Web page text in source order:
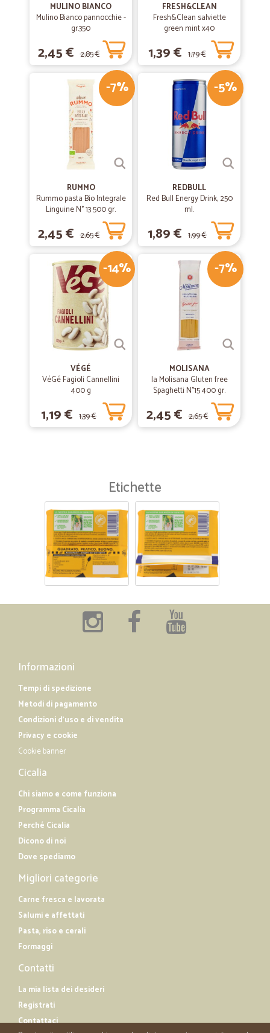
MULINO BIANCO
Mulino Bianco pannocchie -
gr.350
2,45 € 2,85 €
FRESH&CLEAN
Fresh&Clean salviette
green mint x40
1,39 € 1,79 €
-7%
RUMMO
Rummo pasta Bio Integrale
Linguine N° 13 500 gr.
2,45 € 2,65 €
-5%
REDBULL
Red Bull Energy Drink, 250
ml.
1,89 € 1,99 €
-14%
VÉGÉ
VéGé Fagioli Cannellini
400 g
1,19 € 1,39 €
-7%
MOLISANA
la Molisana Gluten free
Spaghetti N°15 400 gr.
2,45 € 2,65 €
Etichette
Informazioni
Tempi di spedizione
Metodi di pagamento
Condizioni d'uso e di vendita
Privacy e cookie
Cookie banner
Cicalia
Chi siamo e come funziona
Programma Cicalia
Perché Cicalia
Dicono di noi
Dove spediamo
Migliori categorie
Carne fresca e lavorata
Salumi e affettati
Pasta, riso e cerali
Formaggi
Contatti
La mia lista dei desideri
Registrati
Contattaci